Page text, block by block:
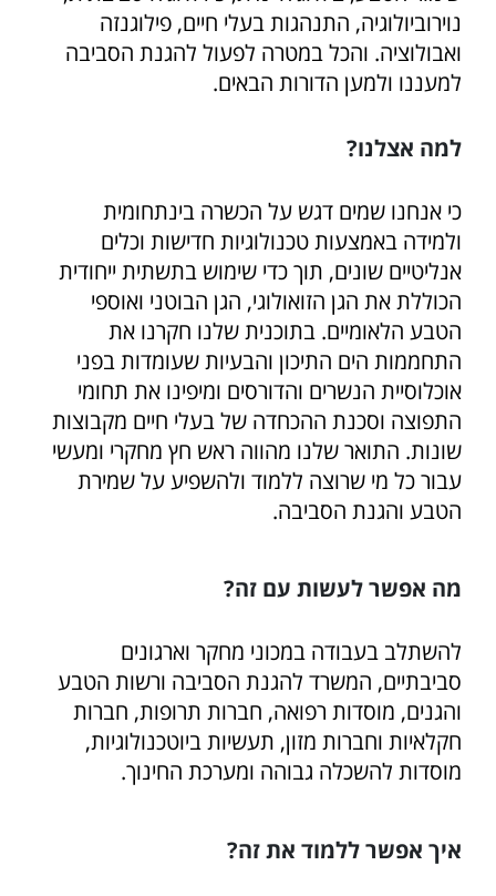
נוירוביולוגיה, התנהגות בעלי חיים, פילוגנזה
ואבולוציה. והכל במטרה לפעול להגנת הסביבה
למעננו ולמען הדורות הבאים.
למה אצלנו?
כי אנחנו שמים דגש על הכשרה בינתחומית
ולמידה באמצעות טכנולוגיות חדישות וכלים
אנליטיים שונים, תוך כדי שימוש בתשתית ייחודית
הכוללת את הגן הזואולוגי, הגן הבוטני ואוספי
הטבע הלאומיים. בתוכנית שלנו חקרנו את
התחממות הים התיכון והבעיות שעומדות בפני
אוכלוסיית הנשרים והדורסים ומיפינו את תחומי
התפוצה וסכנת ההכחדה של בעלי חיים מקבוצות
שונות. התואר שלנו מהווה ראש חץ מחקרי ומעשי
עבור כל מי שרוצה ללמוד ולהשפיע על שמירת
הטבע והגנת הסביבה.
מה אפשר לעשות עם זה?
להשתלב בעבודה במכוני מחקר וארגונים
סביבתיים, המשרד להגנת הסביבה ורשות הטבע
והגנים, מוסדות רפואה, חברות תרופות, חברות
חקלאיות וחברות מזון, תעשיות ביוטכנולוגיות,
מוסדות להשכלה גבוהה ומערכת החינוך.
איך אפשר ללמוד את זה?